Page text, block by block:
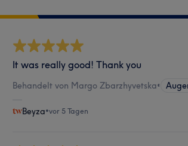
It was really good! Thank you
Behandelt von Margo Zbarzhyvetska•
Beyza•vor 5 Tagen